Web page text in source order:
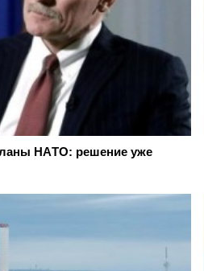
НAТO: рeшeниe ужe